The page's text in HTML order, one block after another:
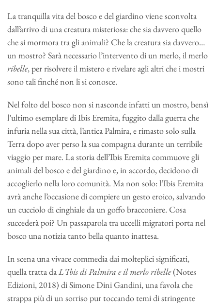
La tranquilla vita del bosco e del giardino viene sconvolta
dall’arrivo di una creatura misteriosa: che sia davvero quello
che si mormora tra gli animali? Che la creatura sia davvero…
un mostro? Sarà necessario l’intervento di un merlo, il merlo
ribelle, per risolvere il mistero e rivelare agli altri che i mostri
sono tali finché non li si conosce.
Nel folto del bosco non si nasconde infatti un mostro, bensì
l’ultimo esemplare di Ibis Eremita, fuggito dalla guerra che
infuria nella sua città, l’antica Palmira, e rimasto solo sulla
Terra dopo aver perso la sua compagna durante un terribile
viaggio per mare. La storia dell’Ibis Eremita commuove gli
animali del bosco e del giardino e, in accordo, decidono di
accoglierlo nella loro comunità. Ma non solo: l’Ibis Eremita
avrà anche l’occasione di compiere un gesto eroico, salvando
un cucciolo di cinghiale da un goffo bracconiere. Cosa
succederà poi? Un passaparola tra uccelli migratori porta nel
bosco una notizia tanto bella quanto inattesa.
In scena una vivace commedia dai molteplici significati,
quella tratta daL’Ibis di Palmira e il merlo ribelle(Notes
Edizioni, 2018) di Simone Dini Gandini, una favola che
strappa più di un sorriso pur toccando temi di stringente